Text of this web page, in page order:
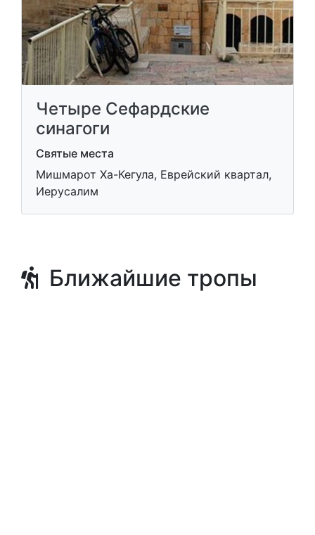
Четыре Сефардские
синагоги
Святые места
Мишмарот Ха-Кегула, Еврейский квартал,
Иерусалим
Ближайшие тропы